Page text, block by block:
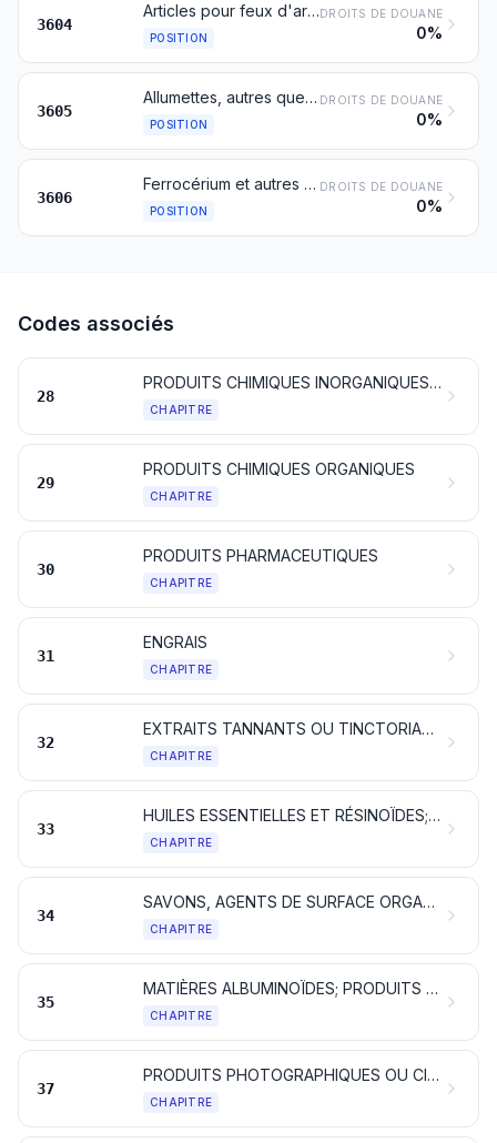
3604
Articles pour feux d'artifice, fusées de signalisation ou paragrêles et similaires, pétards et autres articles de pyrotechnie
POSITION
DROITS DE DOUANE
0%
3605
Allumettes, autres que les articles de pyrotechnie du no 3604
POSITION
DROITS DE DOUANE
0%
3606
Ferrocérium et autres alliages pyrophoriques sous toutes formes; articles en matières inflammables cités à la note 2 du présent chapitre
POSITION
DROITS DE DOUANE
0%
Codes associés
28
PRODUITS CHIMIQUES INORGANIQUES; COMPOSÉS INORGANIQUES OU ORGANIQUES DE MÉTAUX PRÉCIEUX, D'ÉLÉMENTS RADIOACTIFS, DE MÉTAUX DES TERRES RARES OU D'ISOTOPES
CHAPITRE
29
PRODUITS CHIMIQUES ORGANIQUES
CHAPITRE
30
PRODUITS PHARMACEUTIQUES
CHAPITRE
31
ENGRAIS
CHAPITRE
32
EXTRAITS TANNANTS OU TINCTORIAUX; TANINS ET LEURS DÉRIVÉS; PIGMENTS ET AUTRES MATIÈRES COLORANTES; PEINTURES ET VERNIS; MASTICS; ENCRES
CHAPITRE
33
HUILES ESSENTIELLES ET RÉSINOÏDES; PRODUITS DE PARFUMERIE OU DE TOILETTE PRÉPARÉS ET PRÉPARATIONS COSMÉTIQUES
CHAPITRE
34
SAVONS, AGENTS DE SURFACE ORGANIQUES, PRÉPARATIONS POUR LESSIVES, PRÉPARATIONS LUBRIFIANTES, CIRES ARTIFICIELLES, CIRES PRÉPARÉES, PRODUITS D'ENTRETIEN, BOUGIES ET ARTICLES SIMILAIRES, PÂTES À MODELER, «CIRES POUR L'ART DENTAIRE» ET COMPOSITIONS POUR L'ART DENTAIRE À BASE DE PLÂTRE
CHAPITRE
35
MATIÈRES ALBUMINOÏDES; PRODUITS À BASE D'AMIDONS OU DE FÉCULES MODIFIÉS; COLLES; ENZYMES
CHAPITRE
37
PRODUITS PHOTOGRAPHIQUES OU CINÉMATOGRAPHIQUES
CHAPITRE